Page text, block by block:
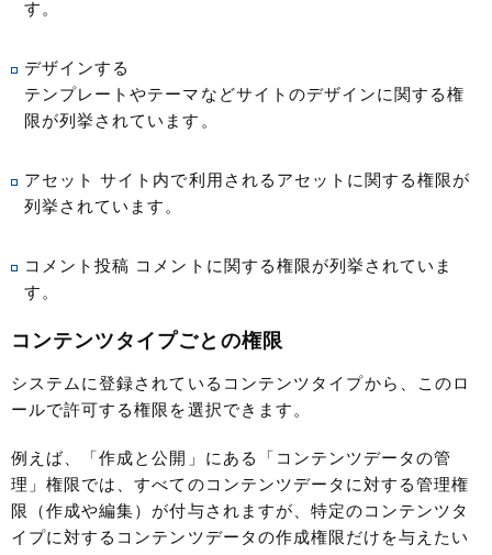
す。
デザインする
テンプレートやテーマなどサイトのデザインに関する権
限が列挙されています。
アセット サイト内で利用されるアセットに関する権限が
列挙されています。
コメント投稿 コメントに関する権限が列挙されていま
す。
コンテンツタイプごとの権限
システムに登録されているコンテンツタイプから、このロ
ールで許可する権限を選択できます。
例えば、「作成と公開」にある「コンテンツデータの管
理」権限では、すべてのコンテンツデータに対する管理権
限（作成や編集）が付与されますが、特定のコンテンツタ
イプに対するコンテンツデータの作成権限だけを与えたい